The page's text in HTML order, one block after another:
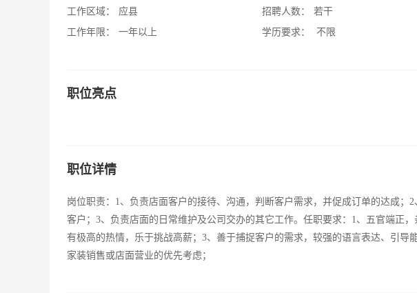
工作区域：
应县
工作年限：
一年以上
招聘人数：
若干
学历要求：
不限
职位亮点
职位详情
岗位职责：1、负责店面客户的接待、沟通，判断客户需求，并促成订单的达成；
客户；3、负责店面的日常维护及公司交办的其它工作。任职要求：1、五官端正
有极高的热情，乐于挑战高薪；3、善于捕捉客户的需求，较强的语言表达、引导
家装销售或店面营业的优先考虑；